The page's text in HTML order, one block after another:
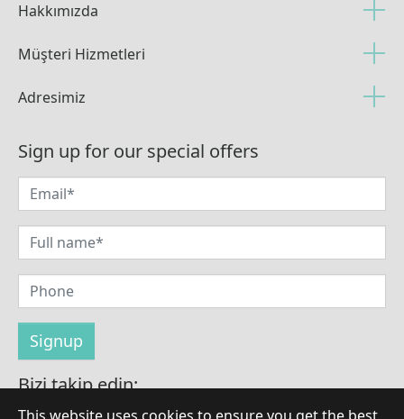
Hakkımızda
Müşteri Hizmetleri
Adresimiz
Sign up for our special offers
Bizi takip edin: